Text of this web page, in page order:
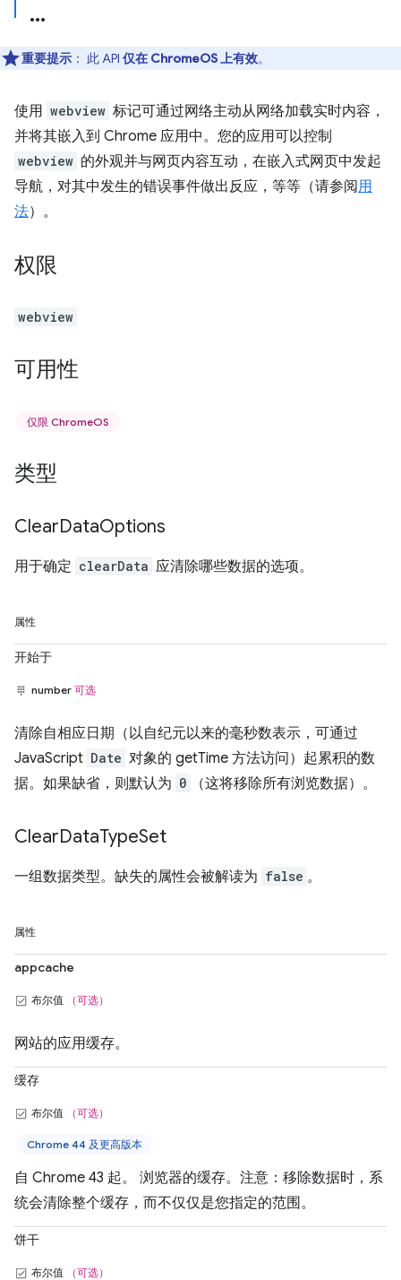
重要提示 ： 此 API 仅在 ChromeOS 上有效。
使用 webview 标记可通过网络主动从网络加载实时内容，
并将其嵌入到 Chrome 应用中。您的应用可以控制
webview 的外观并与网页内容互动，在嵌入式网页中发起
导航，对其中发生的错误事件做出反应，等等（请参阅用
法）。
权限
webview
可用性
仅限 ChromeOS
类型
ClearDataOptions
用于确定 clearData 应清除哪些数据的选项。
属性
开始于
number 可选
清除自相应日期（以自纪元以来的毫秒数表示，可通过
JavaScript Date 对象的 getTime 方法访问）起累积的数
据。如果缺省，则默认为 0 （这将移除所有浏览数据）。
ClearDataTypeSet
一组数据类型。缺失的属性会被解读为 false 。
属性
appcache
布尔值 （可选）
网站的应用缓存。
缓存
布尔值 （可选）
Chrome 44 及更高版本
自 Chrome 43 起。 浏览器的缓存。注意：移除数据时，系
统会清除整个缓存，而不仅仅是您指定的范围。
饼干
布尔值 （可选）